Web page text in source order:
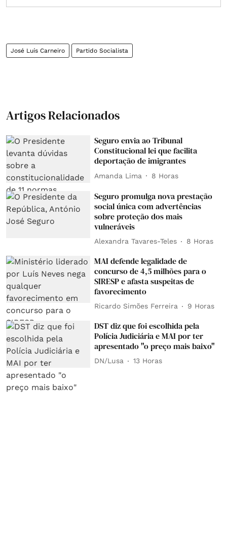
José Luís Carneiro Partido Socialista
Artigos Relacionados
Seguro envia ao Tribunal
Constitucional lei que facilita
deportação de imigrantes
Amanda Lima 8 Horas
Seguro promulga nova prestação
social única com advertências
sobre proteção dos mais
vulneráveis
Alexandra Tavares-Teles 8 Horas
MAI defende legalidade de
concurso de 4,5 milhões para o
SIRESP e afasta suspeitas de
favorecimento
Ricardo Simões Ferreira 9 Horas
DST diz que foi escolhida pela
Polícia Judiciária e MAI por ter
apresentado "o preço mais baixo"
DN/Lusa 13 Horas